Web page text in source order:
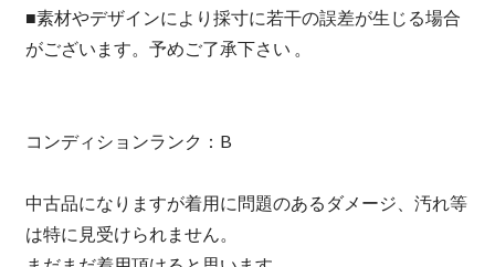
■素材やデザインにより採寸に若干の誤差が生じる場合
がございます。予めご了承下さい 。
コンディションランク：B
中古品になりますが着用に問題のあるダメージ、汚れ等
は特に見受けられません。